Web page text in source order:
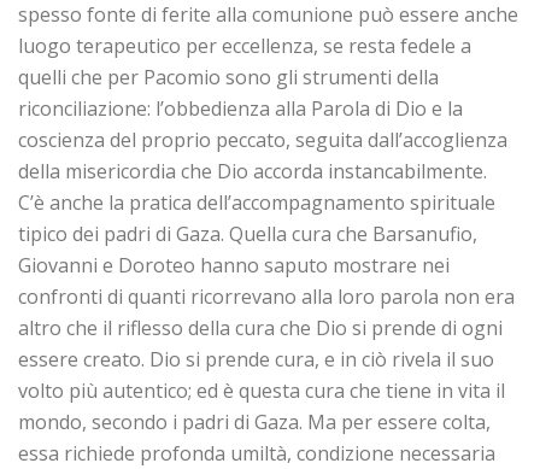
spesso fonte di ferite alla comunione può essere anche
luogo terapeutico per eccellenza, se resta fedele a
quelli che per Pacomio sono gli strumenti della
riconciliazione: l’obbedienza alla Parola di Dio e la
coscienza del proprio peccato, seguita dall’accoglienza
della misericordia che Dio accorda instancabilmente.
C’è anche la pratica dell’accompagnamento spirituale
tipico dei padri di Gaza. Quella cura che Barsanufio,
Giovanni e Doroteo hanno saputo mostrare nei
confronti di quanti ricorrevano alla loro parola non era
altro che il riflesso della cura che Dio si prende di ogni
essere creato. Dio si prende cura, e in ciò rivela il suo
volto più autentico; ed è questa cura che tiene in vita il
mondo, secondo i padri di Gaza. Ma per essere colta,
essa richiede profonda umiltà, condizione necessaria